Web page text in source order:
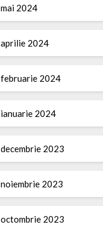
mai 2024
aprilie 2024
februarie 2024
ianuarie 2024
decembrie 2023
noiembrie 2023
octombrie 2023